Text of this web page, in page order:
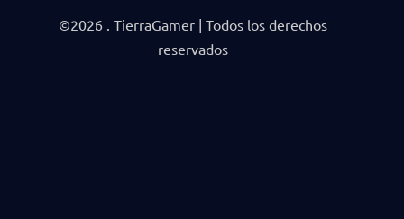
©2026 . TierraGamer | Todos los derechos
reservados